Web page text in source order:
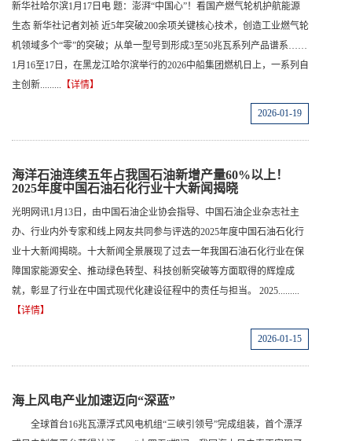
新华社哈尔滨1月17日电 题：澎湃“中国心”！看国产燃气轮机护航能源
生态 新华社记者刘祯 近5年突破200余项关键核心技术，创造工业燃气轮
机领域多个“零”的突破；从单一型号到形成3至50兆瓦系列产品谱系……
1月16至17日，在黑龙江哈尔滨举行的2026中船集团燃机日上，一系列自
主创新......... 【详情】
2026-01-19
海洋石油连续五年占我国石油新增产量60%以上！
2025年度中国石油石化行业十大新闻揭晓
光明网讯1月13日，由中国石油企业协会指导、中国石油企业杂志社主
办、行业内外专家和线上网友共同参与评选的2025年度中国石油石化行
业十大新闻揭晓。十大新闻全景展现了过去一年我国石油石化行业在保
障国家能源安全、推动绿色转型、科技创新突破等方面取得的辉煌成
就，彰显了行业在中国式现代化建设征程中的责任与担当。 2025.........
【详情】
2026-01-15
海上风电产业加速迈向“深蓝”
全球首台16兆瓦漂浮式风电机组“三峡引领号”完成组装，首个漂浮